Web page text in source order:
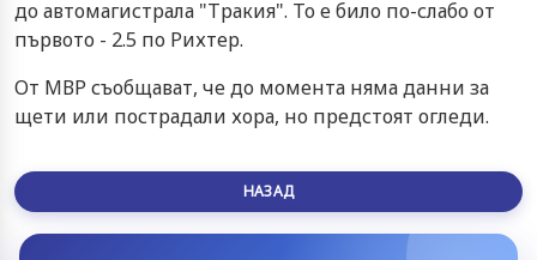
до автомагистрала "Тракия". То е било по-слабо от
първото - 2.5 по Рихтер.
От МВР съобщават, че до момента няма данни за
щети или пострадали хора, но предстоят огледи.
НАЗАД